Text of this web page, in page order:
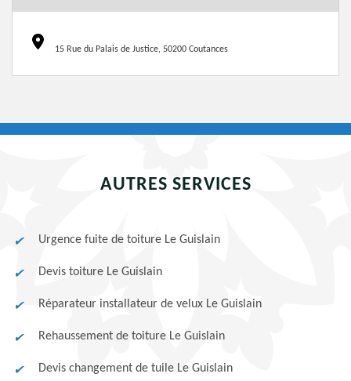
15 Rue du Palais de Justice, 50200 Coutances
AUTRES SERVICES
Urgence fuite de toiture Le Guislain
Devis toiture Le Guislain
Réparateur installateur de velux Le Guislain
Rehaussement de toiture Le Guislain
Devis changement de tuile Le Guislain